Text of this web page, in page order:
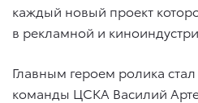
каждый новый проект
в рекламной и
Главным героем ролика
команды ЦСКА Василий